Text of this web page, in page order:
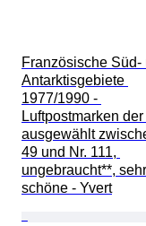
Französische Süd-
Antarktisgebiete
1977/1990 -
Luftpostmarken der
ausgewählt
49 und Nr. 111,
ungebraucht**, sehr
schöne - Yvert